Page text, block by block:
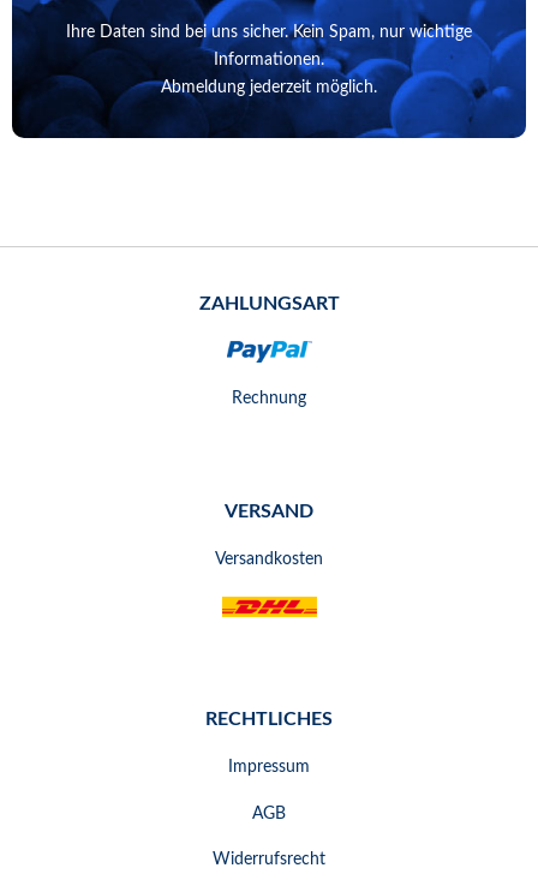
Ihre Daten sind bei uns sicher. Kein Spam, nur wichtige
Informationen.
Abmeldung jederzeit möglich.
ZAHLUNGSART
Rechnung
VERSAND
Versandkosten
RECHTLICHES
Impressum
AGB
Widerrufsrecht